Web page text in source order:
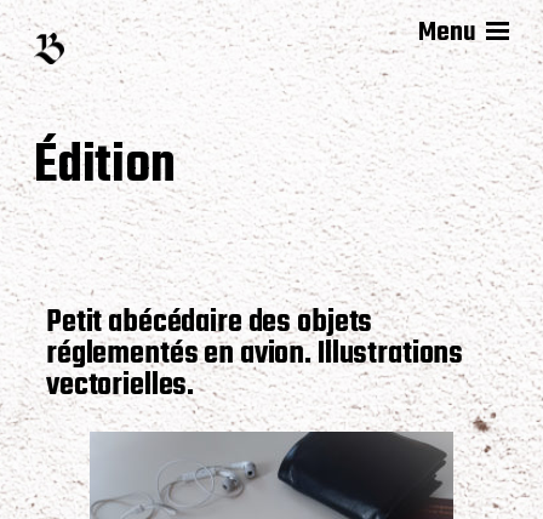
Menu
Édition
Petit abécédaire des objets
réglementés en avion. Illustrations
vectorielles.